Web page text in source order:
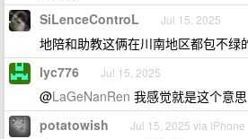
SiLenceControL Jul 15, 2025
地陪和助教这俩在川南地区都包不绿
lyc776 Jul 15, 2025
@LaGeNanRen 我感觉就是这个意思
potatowish Jul 15, 2025 via iPhone